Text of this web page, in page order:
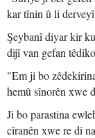
kar tînin û li
Şeybanî diyar kir
dijî van gefan
"Em ji bo
hemû sînorên xwe
Ji bo parastina
cîranên xwe re di